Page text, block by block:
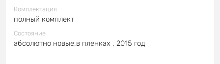
Комплектация
полный комплект
Состояние
абсолютно новые,в пленках , 2015 год